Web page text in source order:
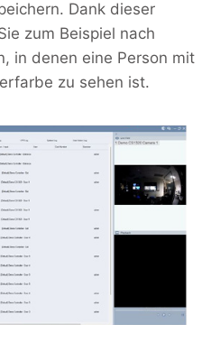
Dank dieser
zum Beispiel nach
in denen eine Person mit
zu sehen ist.